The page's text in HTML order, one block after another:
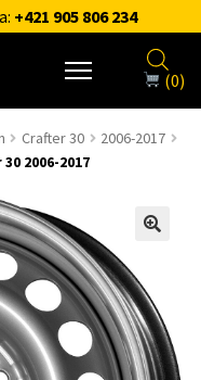
+421 905 806 234
(0)
Crafter 30
2006-2017
2006-2017